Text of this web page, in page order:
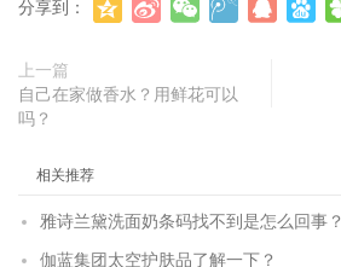
分享到：
上一篇
自己在家做香水？用鲜花可以
吗？
相关推荐
雅诗兰黛洗面奶条码找不到是怎么回事？
伽蓝集团太空护肤品了解一下？